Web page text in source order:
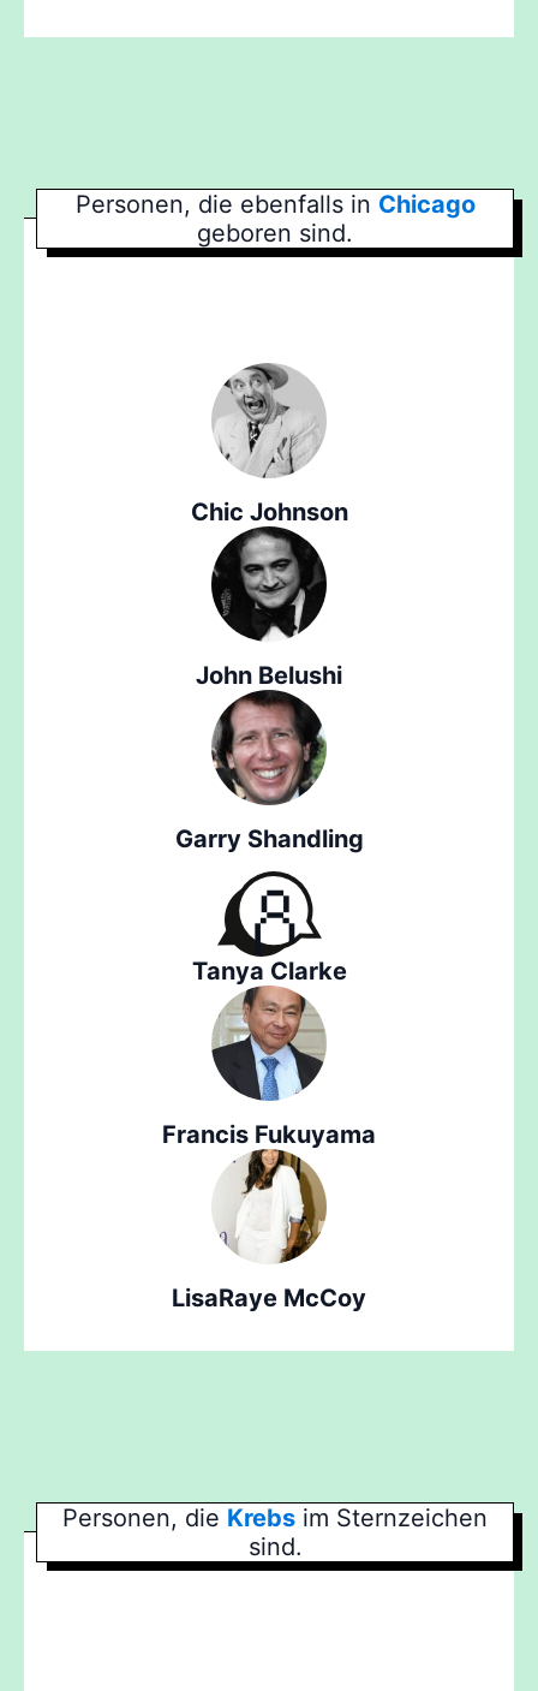
Personen, die ebenfalls in Chicago
geboren sind.
Chic Johnson
John Belushi
Garry Shandling
Tanya Clarke
Francis Fukuyama
LisaRaye McCoy
Personen, die Krebs im Sternzeichen
sind.